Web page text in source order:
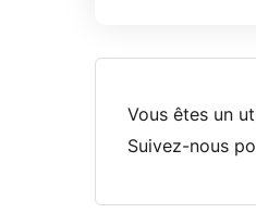
Vous êtes un
Suivez-nous